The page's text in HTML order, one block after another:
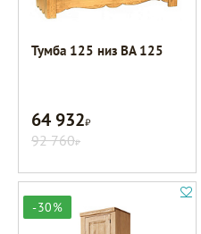
Тумба 125 низ BA 125
64 932Р
92 760Р
-30%